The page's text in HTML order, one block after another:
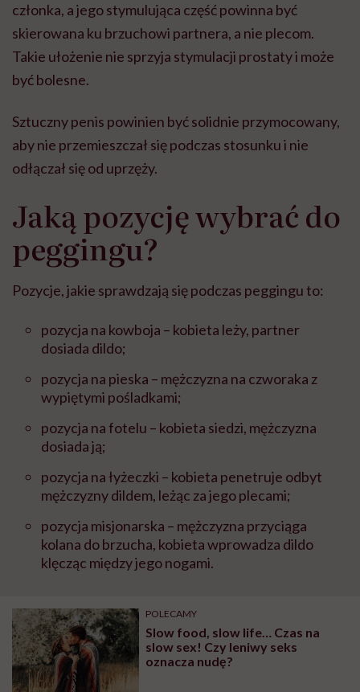
członka, a jego stymulująca część powinna być
skierowana ku brzuchowi partnera, a nie plecom.
Takie ułożenie nie sprzyja stymulacji prostaty i może
być bolesne.
Sztuczny penis powinien być solidnie przymocowany,
aby nie przemieszczał się podczas stosunku i nie
odłączał się od uprzęży.
Jaką pozycję wybrać do
peggingu?
Pozycje, jakie sprawdzają się podczas peggingu to:
pozycja na kowboja – kobieta leży, partner
dosiada dildo;
pozycja na pieska – mężczyzna na czworaka z
wypiętymi pośladkami;
pozycja na fotelu – kobieta siedzi, mężczyzna
dosiada ją;
pozycja na łyżeczki – kobieta penetruje odbyt
mężczyzny dildem, leżąc za jego plecami;
pozycja misjonarska – mężczyzna przyciąga
kolana do brzucha, kobieta wprowadza dildo
klęcząc między jego nogami.
POLECAMY
Slow food, slow life… Czas na
slow sex! Czy leniwy seks
oznacza nudę?